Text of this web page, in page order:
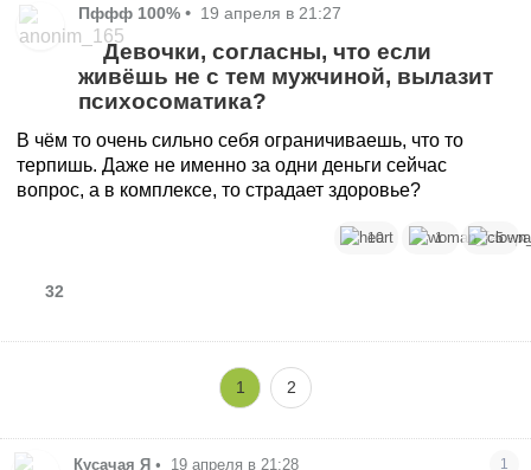
Пффф 100% • 19 апреля в 21:27
Девочки, согласны, что если
живёшь не с тем мужчиной, вылазит
психосоматика?
В чём то очень сильно себя ограничиваешь, что то
терпишь. Даже не именно за одни деньги сейчас
вопрос, а в комплексе, то страдает здоровье?
10 1 5
32
1 2
Кусачая Я • 19 апреля в 21:28 1